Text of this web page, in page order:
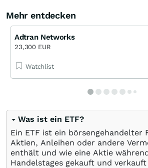
Mehr entdecken
Adtran Networks
23,300 EUR
Watchlist
Was ist ein ETF?
Ein ETF ist ein börsengehandelter
Aktien, Anleihen oder andere
enthält und wie eine Aktie
Handelstages gekauft und